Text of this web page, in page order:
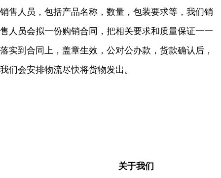
销售人员，包括产品名称，数量，包装要求等，我们销
售人员会拟一份购销合同，把相关要求和质量保证一一
落实到合同上，盖章生效，公对公办款，货款确认后，
我们会安排物流尽快将货物发出。
关于我们